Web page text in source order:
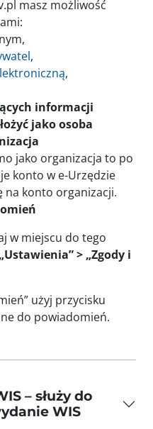
masz możliwość
,
,
informacji
jako osoba
jako organizacja to po
konto w e-Urzędzie
na konto organizacji.
w miejscu do tego
„Ustawienia” > „Zgody i
użyj przycisku
do powiadomień.
– służy do
WIS